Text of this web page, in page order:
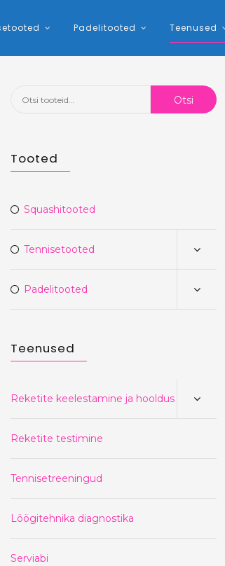
Padelitooted Teenused
Otsi: Otsi
Tooted
Squashitooted
Tennisetooted
Padelitooted
Teenused
Reketite keelestamine ja hooldus
Reketite testimine
Tennisetreeningud
Löögitehnika diagnostika
Serviabi